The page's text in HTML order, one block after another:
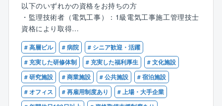
■同社の魅力
・本ポジションは特定現場の常駐となりますので、転
勤・出張は想定しておりません。
・案件数が多いため、ご経験に合った案件から挑戦
し、徐々にキャリアアップできる環境です。
・2024年～2026年に渡り複数回のベースアップを実施
し、保険や手当等福利厚生も充実しているため、働き
やすい状況です。
以下のいずれかの資格をお持ちの方
・監理技術者（電気工事）：1級電気工事施工管理技士
資格により取得
・監理技術者（電気工事）：一定の実務経験により取
得
上記の資格をお持ちで下記のご経験のある方
・一般建築物でS造、SRC造、RC造での電気設備の施
工管理経験のある方
# 高層ビル # 病院
# シニア歓迎・活躍
# 充実した研修体制
# 充実した福利厚生
# 文化施設
# 研究施設
# 商業施設 # 公共施設
# 宿泊施設
# オフィス
# 再雇用制度あり
# 上場・大手企業